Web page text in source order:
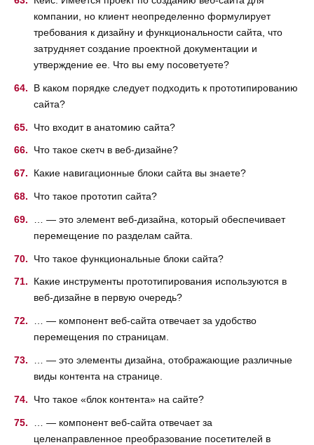
компании, но клиент неопределенно формулирует
требования к дизайну и функциональности сайта, что
затрудняет создание проектной документации и
утверждение ее. Что вы ему посоветуете?
В каком порядке следует подходить к прототипированию
сайта?
Что входит в анатомию сайта?
Что такое скетч в веб-дизайне?
Какие навигационные блоки сайта вы знаете?
Что такое прототип сайта?
… — это элемент веб-дизайна, который обеспечивает
перемещение по разделам сайта.
Что такое функциональные блоки сайта?
Какие инструменты прототипирования используются в
веб-дизайне в первую очередь?
… — компонент веб-сайта отвечает за удобство
перемещения по страницам.
… — это элементы дизайна, отображающие различные
виды контента на странице.
Что такое «блок контента» на сайте?
… — компонент веб-сайта отвечает за
целенаправленное преобразование посетителей в